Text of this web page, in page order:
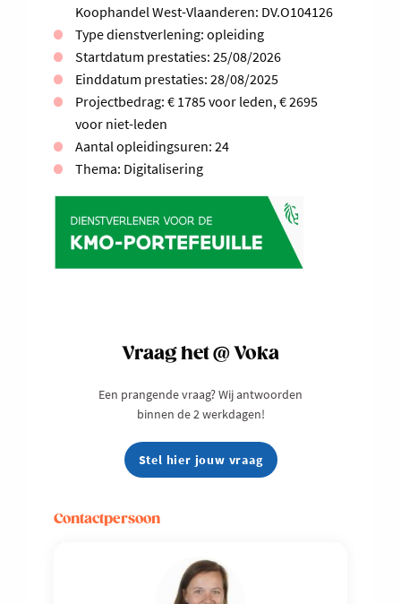
Koophandel West-Vlaanderen: DV.O104126
Type dienstverlening: opleiding
Startdatum prestaties: 25/08/2026
Einddatum prestaties: 28/08/2025
Projectbedrag: € 1785 voor leden, € 2695
voor niet-leden
Aantal opleidingsuren: 24
Thema: Digitalisering
Contactpersoon
Vraag het @ Voka
Een prangende vraag? Wij antwoorden
binnen de 2 werkdagen!
Stel hier jouw vraag